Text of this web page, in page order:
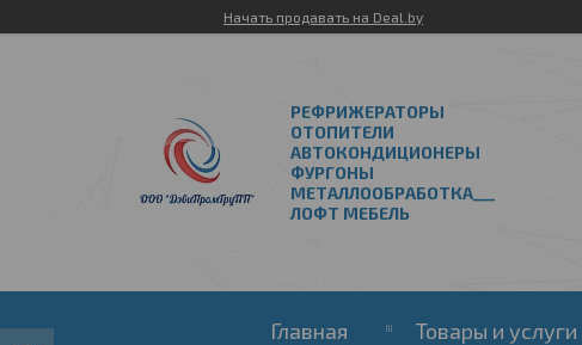
Начать продавать на Deal.by
РЕФРИЖЕРАТОРЫ
ОТОПИТЕЛИ
АВТОКОНДИЦИОНЕРЫ
ФУРГОНЫ
МЕТАЛЛООБРАБОТКА___
ЛОФТ МЕБЕЛЬ
Главная Товары и услуги